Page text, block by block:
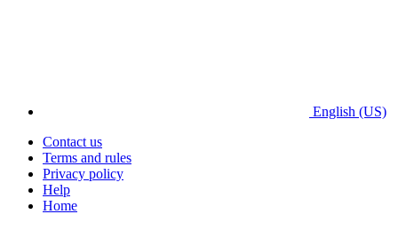
English (US)
Contact us
Terms and rules
Privacy policy
Help
Home